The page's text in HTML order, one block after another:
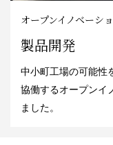
オープンイノベーシ
製品開発
中小町工場の可能性
協働するオープンイ
ました。